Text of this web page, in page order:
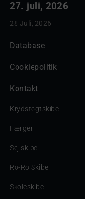
27. juli, 2026
28 Juli, 2026
Database
Cookiepolitik
Kontakt
Krydstogtskibe
Færger
Sejlskibe
Ro-Ro Skibe
Skoleskibe